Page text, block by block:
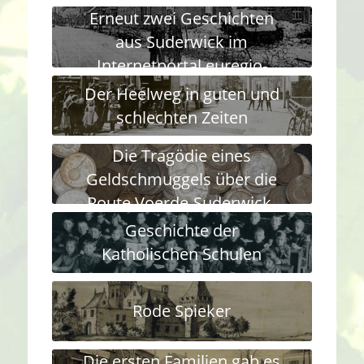
Konings aus Suderwick
wurde dort 1644 gewogen
Erneut zwei Geschichten
aus Suderwick im
Internetportal euregio-
history.net
Der Heelweg in guten und
schlechten Zeiten
Die Tragödie eines
Geldschmuggels über die
Route Voerde-Suderwick-
Dinxperlo
Geschichte der
Katholischen Schulen
Rode Spieker